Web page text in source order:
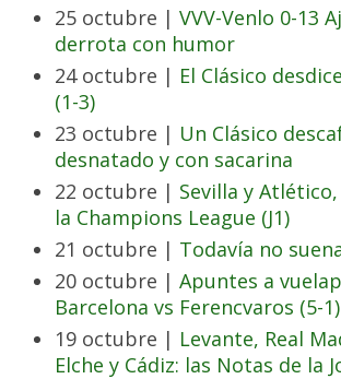
25 octubre | VVV-Venlo 0-13
derrota con humor
24 octubre | El Clásico
(1-3)
23 octubre | Un Clásico
desnatado y con sacarina
22 octubre | Sevilla y
la Champions League (J1)
21 octubre | Todavía no
20 octubre | Apuntes a
Barcelona vs Ferencvaros (5-1)
19 octubre | Levante, Real
Elche y Cádiz: las Notas de la